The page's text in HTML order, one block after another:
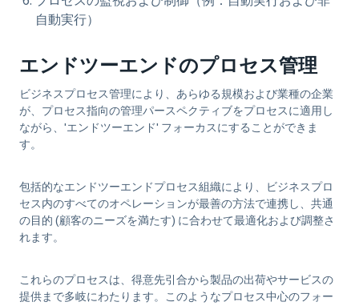
自動実行）
エンドツーエンドのプロセス管理
ビジネスプロセス管理により、あらゆる規模および業種の企業
が、プロセス指向の管理パースペクティブをプロセスに適用し
ながら、'エンドツーエンド' フォーカスにすることができま
す。
包括的なエンドツーエンドプロセス組織により、ビジネスプロ
セス内のすべてのオペレーションが最善の方法で連携し、共通
の目的 (顧客のニーズを満たす) に合わせて最適化および調整さ
れます。
これらのプロセスは、得意先引合から製品の出荷やサービスの
提供まで多岐にわたります。このようなプロセス中心のフォー